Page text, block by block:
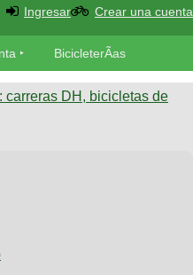
Ingresar Crear una cuenta
BicicleterÃ­as
carreras DH, bicicletas de